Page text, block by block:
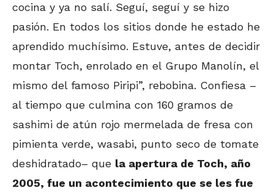
cocina y ya no salí. Seguí, seguí y se hizo
pasión. En todos los sitios donde he estado he
aprendido muchísimo. Estuve, antes de decidir
montar Toch, enrolado en el Grupo Manolín, el
mismo del famoso Piripi”, rebobina. Confiesa –
al tiempo que culmina con 160 gramos de
sashimi de atún rojo mermelada de fresa con
pimienta verde, wasabi, punto seco de tomate
deshidratado– que la apertura de Toch, año
2005, fue un acontecimiento que se les fue